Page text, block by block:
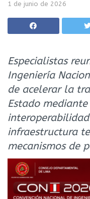
1 de junio de 2026
Especialistas
Ingeniería
de acelerar la
Estado
infraestructura
mecanismos de